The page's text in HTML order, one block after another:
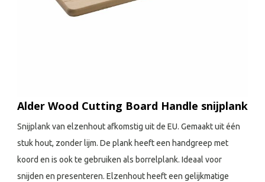
Alder Wood Cutting Board Handle snijplank
Snijplank van elzenhout afkomstig uit de EU. Gemaakt uit één
stuk hout, zonder lijm. De plank heeft een handgreep met
koord en is ook te gebruiken als borrelplank. Ideaal voor
snijden en presenteren. Elzenhout heeft een gelijkmatige